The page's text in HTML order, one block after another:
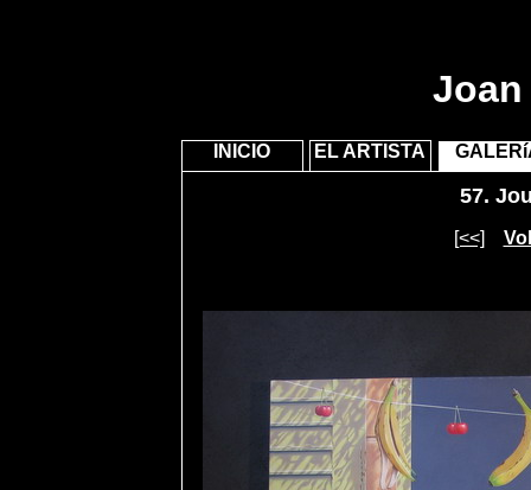
INICIO EL ARTISTA
57.
[<<]